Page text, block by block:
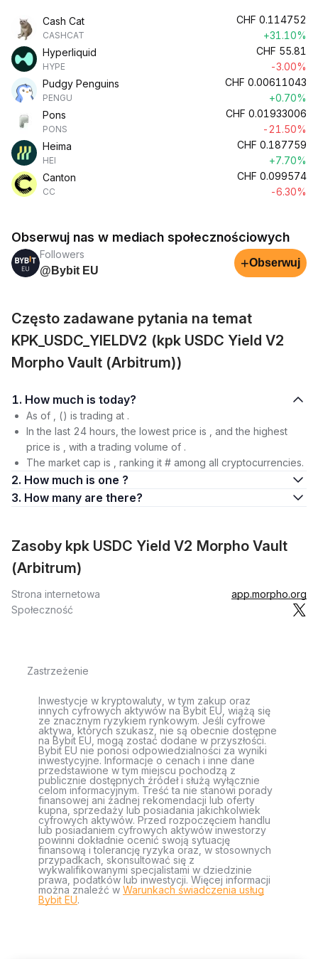
Cash Cat
CASHCAT
CHF 0.114752
+31.10%
Hyperliquid
HYPE
CHF 55.81
-3.00%
Pudgy Penguins
PENGU
CHF 0.00611043
+0.70%
Pons
PONS
CHF 0.01933006
-21.50%
Heima
HEI
CHF 0.187759
+7.70%
Canton
CC
CHF 0.099574
-6.30%
Obserwuj nas w mediach społecznościowych
Followers
@Bybit EU
+Obserwuj
Często zadawane pytania na temat
KPK_USDC_YIELDV2 (kpk USDC Yield V2
Morpho Vault (Arbitrum))
1. How much is today?
As of , () is trading at .
In the last 24 hours, the lowest price is , and the highest
price is , with a trading volume of .
The market cap is , ranking it # among all cryptocurrencies.
2. How much is one ?
3. How many are there?
Zasoby kpk USDC Yield V2 Morpho Vault
(Arbitrum)
Strona internetowa
app.morpho.org
Społeczność
Zastrzeżenie
Inwestycje w kryptowaluty, w tym zakup oraz
innych cyfrowych aktywów na Bybit EU, wiążą się
ze znacznym ryzykiem rynkowym. Jeśli cyfrowe
aktywa, których szukasz, nie są obecnie dostępne
na Bybit EU, mogą zostać dodane w przyszłości.
Bybit EU nie ponosi odpowiedzialności za wyniki
inwestycyjne. Informacje o cenach i inne dane
przedstawione w tym miejscu pochodzą z
publicznie dostępnych źródeł i służą wyłącznie
celom informacyjnym. Treść ta nie stanowi porady
finansowej ani żadnej rekomendacji lub oferty
kupna, sprzedaży lub posiadania jakichkolwiek
cyfrowych aktywów. Przed rozpoczęciem handlu
lub posiadaniem cyfrowych aktywów inwestorzy
powinni dokładnie ocenić swoją sytuację
finansową i tolerancję ryzyka oraz, w stosownych
przypadkach, skonsultować się z
wykwalifikowanymi specjalistami w dziedzinie
prawa, podatków lub inwestycji. Więcej informacji
można znaleźć w Warunkach świadczenia usług
Bybit EU.